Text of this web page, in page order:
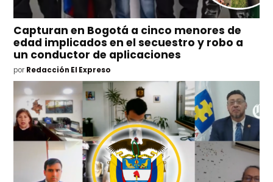
Capturan en Bogotá a cinco menores de
edad implicados en el secuestro y robo a
un conductor de aplicaciones
por Redacción El Expreso